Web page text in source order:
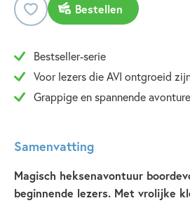
Bestellen
Bestseller-serie
Voor lezers die AVI ontgroeid
Grappige en spannende
Samenvatting
Magisch heksenavontuur
beginnende lezers. Met vrolijke